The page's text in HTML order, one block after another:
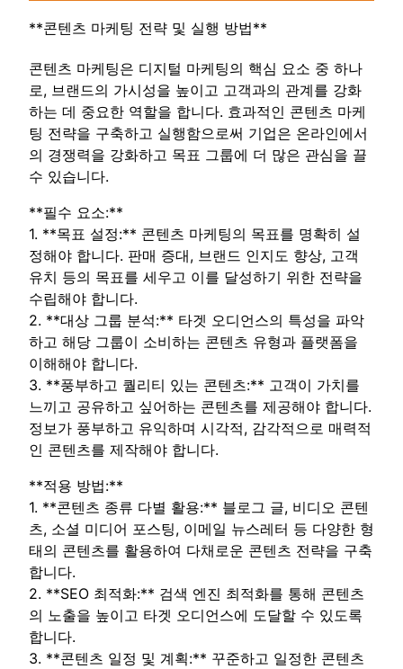
**콘텐츠 마케팅 전략 및 실행 방법**
콘텐츠 마케팅은 디지털 마케팅의 핵심 요소 중 하나
로, 브랜드의 가시성을 높이고 고객과의 관계를 강화
하는 데 중요한 역할을 합니다. 효과적인 콘텐츠 마케
팅 전략을 구축하고 실행함으로써 기업은 온라인에서
의 경쟁력을 강화하고 목표 그룹에 더 많은 관심을 끌
수 있습니다.
**필수 요소:**
1. **목표 설정:** 콘텐츠 마케팅의 목표를 명확히 설
정해야 합니다. 판매 증대, 브랜드 인지도 향상, 고객
유치 등의 목표를 세우고 이를 달성하기 위한 전략을
수립해야 합니다.
2. **대상 그룹 분석:** 타겟 오디언스의 특성을 파악
하고 해당 그룹이 소비하는 콘텐츠 유형과 플랫폼을
이해해야 합니다.
3. **풍부하고 퀄리티 있는 콘텐츠:** 고객이 가치를
느끼고 공유하고 싶어하는 콘텐츠를 제공해야 합니다.
정보가 풍부하고 유익하며 시각적, 감각적으로 매력적
인 콘텐츠를 제작해야 합니다.
**적용 방법:**
1. **콘텐츠 종류 다별 활용:** 블로그 글, 비디오 콘텐
츠, 소셜 미디어 포스팅, 이메일 뉴스레터 등 다양한 형
태의 콘텐츠를 활용하여 다채로운 콘텐츠 전략을 구축
합니다.
2. **SEO 최적화:** 검색 엔진 최적화를 통해 콘텐츠
의 노출을 높이고 타겟 오디언스에 도달할 수 있도록
합니다.
3. **콘텐츠 일정 및 계획:** 꾸준하고 일정한 콘텐츠